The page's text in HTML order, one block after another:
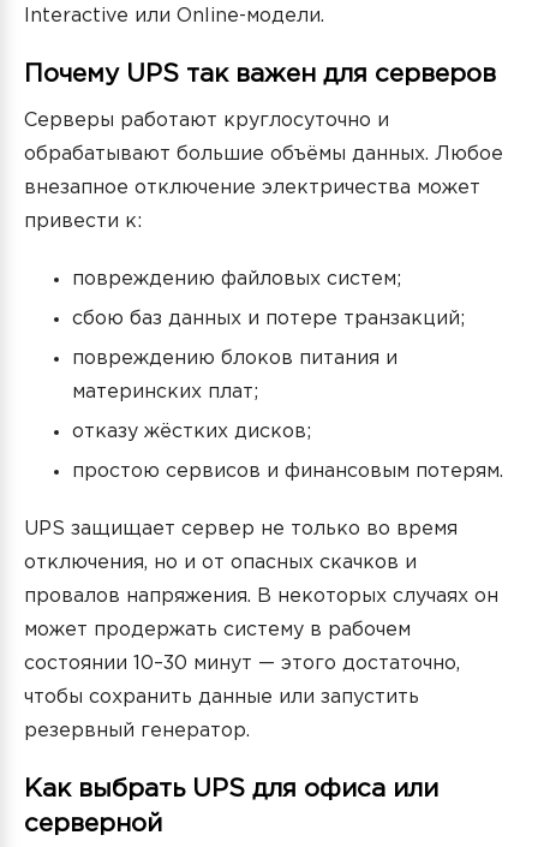
Interactive или Online-модели.
Почему UPS так важен для серверов
Серверы работают круглосуточно и
обрабатывают большие объёмы данных. Любое
внезапное отключение электричества может
привести к:
повреждению файловых систем;
сбою баз данных и потере транзакций;
повреждению блоков питания и
материнских плат;
отказу жёстких дисков;
простою сервисов и финансовым потерям.
UPS защищает сервер не только во время
отключения, но и от опасных скачков и
провалов напряжения. В некоторых случаях он
может продержать систему в рабочем
состоянии 10–30 минут — этого достаточно,
чтобы сохранить данные или запустить
резервный генератор.
Как выбрать UPS для офиса или
серверной